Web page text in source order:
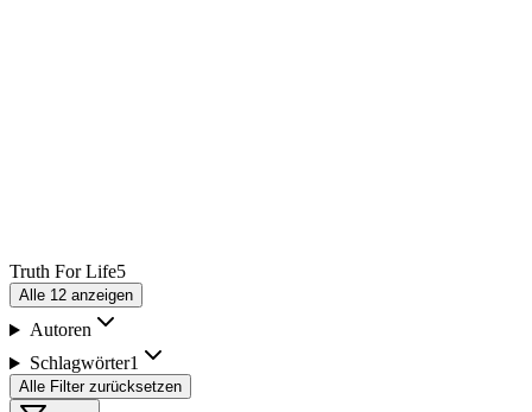
Truth For Life5
Alle 12 anzeigen
Autoren
Schlagwörter1
Alle Filter zurücksetzen